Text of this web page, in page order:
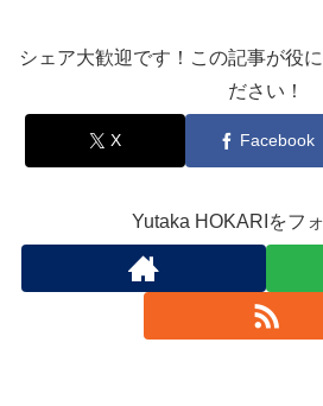
シェア大歓迎です！この記事が役
ださい！
X Facebook
Yutaka HOKARIをフ